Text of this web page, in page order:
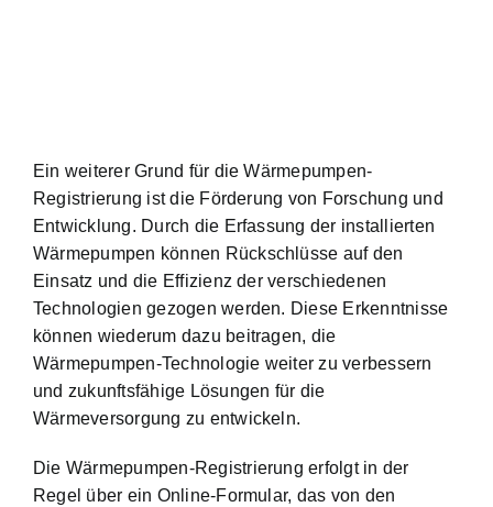
Ein weiterer Grund für die Wärmepumpen-
Registrierung ist die Förderung von Forschung und
Entwicklung. Durch die Erfassung der installierten
Wärmepumpen können Rückschlüsse auf den
Einsatz und die Effizienz der verschiedenen
Technologien gezogen werden. Diese Erkenntnisse
können wiederum dazu beitragen, die
Wärmepumpen-Technologie weiter zu verbessern
und zukunftsfähige Lösungen für die
Wärmeversorgung zu entwickeln.
Die Wärmepumpen-Registrierung erfolgt in der
Regel über ein Online-Formular, das von den